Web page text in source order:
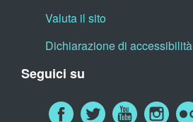
Valuta il sito
Dichiarazione di accessibilità
Seguici su